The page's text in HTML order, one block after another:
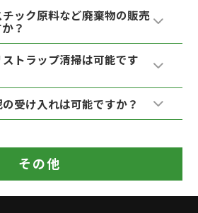
ック原料など廃棄物の販売
？
トラップ清掃は可能です
受け入れは可能ですか？
その他